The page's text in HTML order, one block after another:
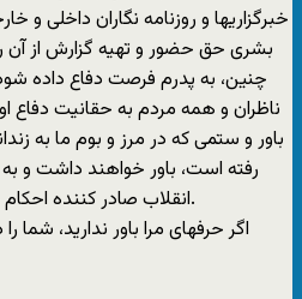
خبرگزاريها و روزنامه نگاران داخلی و
بشری حق حضور و تهيه گزارش از آن
چنين، به پدرم فرصت دفاع داده
ناظران و همه مردم به حقانيت دفاع
باور و ستمی که در مرز و بوم ما به
رفته است، باور خواهند داشت و
انقلاب صادر کننده احکام محکوميت آنان پی خواهند برد.
اگر حرفهای مرا باور نداريد،